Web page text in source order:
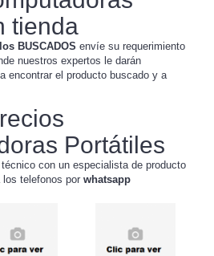
tienda
BUSCADOS envíe su requerimiento
nuestros expertos le darán
encontrar el producto buscado y a
Portátiles
con un especialista de producto
telefonos por whatsapp